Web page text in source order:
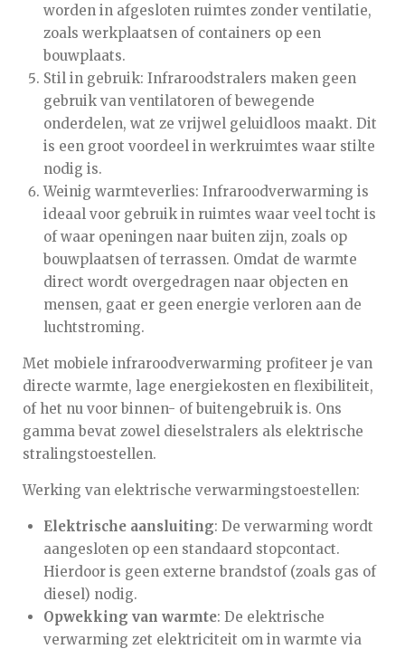
worden in afgesloten ruimtes zonder ventilatie,
zoals werkplaatsen of containers op een
bouwplaats.
Stil in gebruik: Infraroodstralers maken geen
gebruik van ventilatoren of bewegende
onderdelen, wat ze vrijwel geluidloos maakt. Dit
is een groot voordeel in werkruimtes waar stilte
nodig is.
Weinig warmteverlies: Infraroodverwarming is
ideaal voor gebruik in ruimtes waar veel tocht is
of waar openingen naar buiten zijn, zoals op
bouwplaatsen of terrassen. Omdat de warmte
direct wordt overgedragen naar objecten en
mensen, gaat er geen energie verloren aan de
luchtstroming.
Met mobiele infraroodverwarming profiteer je van
directe warmte, lage energiekosten en flexibiliteit,
of het nu voor binnen- of buitengebruik is. Ons
gamma bevat zowel dieselstralers als elektrische
stralingstoestellen.
Werking van elektrische verwarmingstoestellen:
Elektrische aansluiting: De verwarming wordt
aangesloten op een standaard stopcontact.
Hierdoor is geen externe brandstof (zoals gas of
diesel) nodig.
Opwekking van warmte: De elektrische
verwarming zet elektriciteit om in warmte via